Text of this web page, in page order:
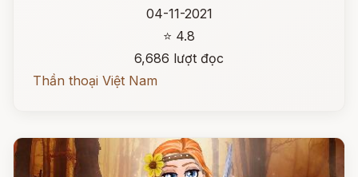
04-11-2021
⭐ 4.8
6,686 lượt đọc
Thần thoại Việt Nam